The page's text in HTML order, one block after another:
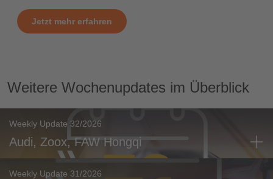
Jetzt mehr erfahren
Weitere Wochenupdates im Überblick
Weekly Update 32/2026
Audi, Zoox, FAW Hongqi
Weekly Update 31/2026